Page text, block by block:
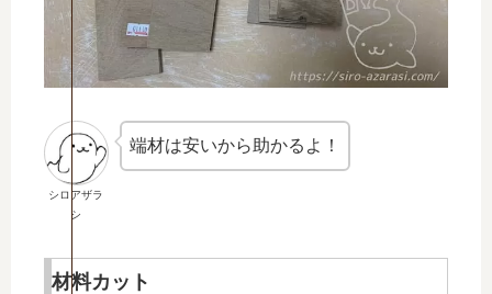
シロアザラ
シ
端材は安いから助かるよ！
材料カット